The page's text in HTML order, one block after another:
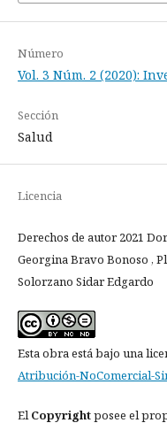
Número
Vol. 3 Núm. 2 (2020):
Sección
Salud
Licencia
Derechos de autor 2021
Georgina Bravo Bonoso ,
Solorzano Sidar Edgardo
Esta obra está bajo una
Atribución-NoComercial-
ElCopyrightposee el